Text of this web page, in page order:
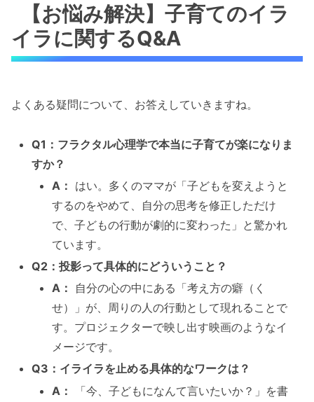
【お悩み解決】子育てのイラ
イラに関するQ&A
よくある疑問について、お答えしていきますね。
Q1：フラクタル心理学で本当に子育てが楽になりま
すか？
A： はい。多くのママが「子どもを変えようと
するのをやめて、自分の思考を修正しただけ
で、子どもの行動が劇的に変わった」と驚かれ
ています。
Q2：投影って具体的にどういうこと？
A：
自分の心の中にある「考え方の癖（く
せ）」が、周りの人の行動として現れることで
す。プロジェクターで映し出す映画のようなイ
メージです。
Q3：イライラを止める具体的なワークは？
A：
「今、子どもになんて言いたいか？」を書